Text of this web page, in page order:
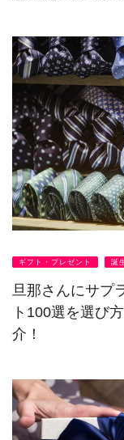
ギフト・プレゼント 誕
旦那さんにサプ
ト100選を選び
介！